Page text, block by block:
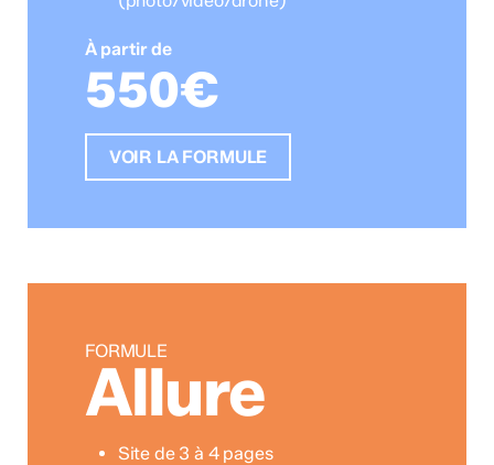
À partir de
550€
VOIR LA FORMULE
FORMULE
Allure
Site de 3 à 4 pages